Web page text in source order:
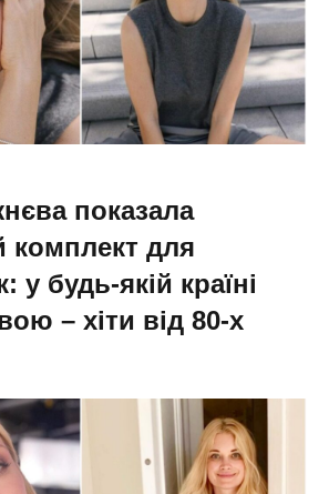
показала
комплект для
у будь-якій країні
– хіти від 80-х